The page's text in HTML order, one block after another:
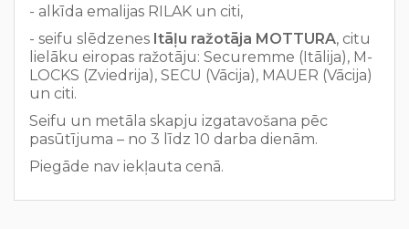
- alkīda emalijas RILAK un citi,
- seifu slēdzenes Itāļu ražotāja MOTTURA, citu
lielāku eiropas ražotāju: Securemme (Itālija), M-
LOCKS (Zviedrija), SECU (Vācija), MAUER (Vācija)
un citi.
Seifu un metāla skapju izgatavošana pēc
pasūtījuma – no 3 līdz 10 darba dienām.
Piegāde nav iekļauta cenā.